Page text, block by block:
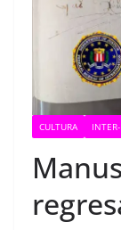
CULTURA